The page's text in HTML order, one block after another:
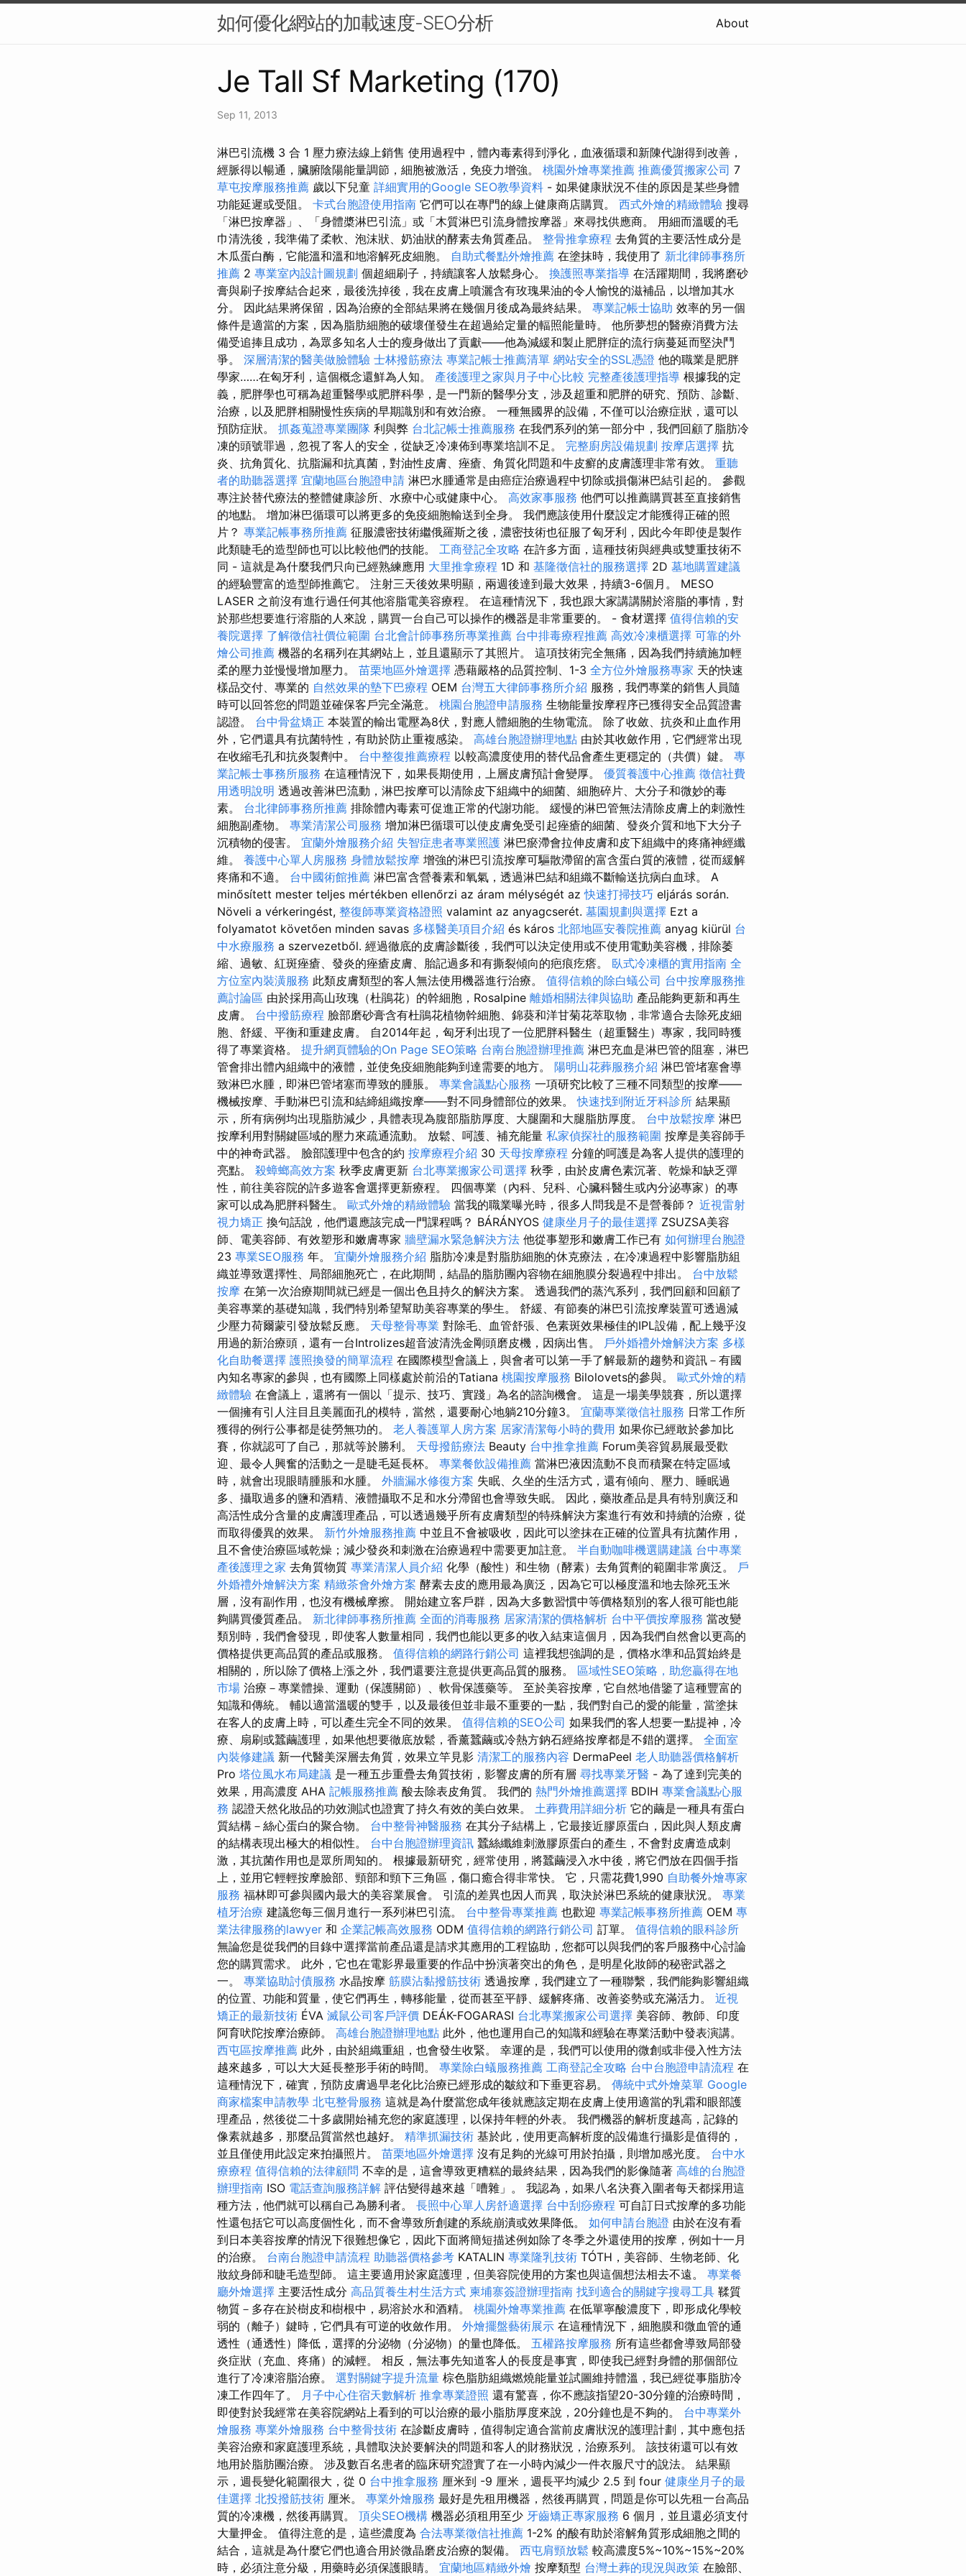
如何優化網站的加載速度-SEO分析 About
Je Tall Sf Marketing (170)
Sep 11, 2013
淋巴引流機 3 合 1 壓力療法線上銷售 使用過程中，體內毒素得到淨化，血液循環和新陳代謝得到改善，
經脈得以暢通，臟腑陰陽能量調節，細胞被激活，免疫力增強。 桃園外燴專業推薦 推薦優質搬家公司 7
草屯按摩服務推薦 歲以下兒童 詳細實用的Google SEO教學資料 - 如果健康狀況不佳的原因是某些身體
功能延遲或受阻。 卡式台胞證使用指南 它們可以在專門的線上健康商店購買。 西式外燴的精緻體驗 搜尋
「淋巴按摩器」、「身體槳淋巴引流」或「木質淋巴引流身體按摩器」來尋找供應商。 用細而溫暖的毛
巾清洗後，我準備了柔軟、泡沫狀、奶油狀的酵素去角質產品。 整骨推拿療程 去角質的主要活性成分是
木瓜蛋白酶，它能溫和溫和地溶解死皮細胞。 自助式餐點外燴推薦 在塗抹時，我使用了 新北律師事務所
推薦 2 專業室內設計圖規劃 個超細刷子，持續讓客人放鬆身心。 換護照專業指導 在活躍期間，我將磨砂
膏與刷子按摩結合起來，最後洗掉後，我在皮膚上噴灑含有玫瑰果油的令人愉悅的滋補品，以增加其水
分。 因此結果將保留，因為治療的全部結果將在幾個月後成為最終結果。 專業記帳士協助 效率的另一個
條件是適當的方案，因為脂肪細胞的破壞僅發生在超過給定量的輻照能量時。 他所夢想的醫療消費方法
備受追捧且成功，為眾多知名人士的瘦身做出了貢獻——他為減緩和製止肥胖症的流行病蔓延而堅決鬥
爭。 深層清潔的醫美做臉體驗 士林撥筋療法 專業記帳士推薦清單 網站安全的SSL憑證 他的職業是肥胖
學家……在匈牙利，這個概念還鮮為人知。 產後護理之家與月子中心比較 完整產後護理指導 根據我的定
義，肥胖學也可稱為超重醫學或肥胖科學，是一門新的醫學分支，涉及超重和肥胖的研究、預防、診斷、
治療，以及肥胖相關慢性疾病的早期識別和有效治療。 一種無國界的設備，不僅可以治療症狀，還可以
預防症狀。 抓姦蒐證專業團隊 利與弊 台北記帳士推薦服務 在我們系列的第一部分中，我們回顧了脂肪冷
凍的頭號罪過，忽視了客人的安全，從缺乏冷凍佈到專業培訓不足。 完整廚房設備規劃 按摩店選擇 抗
炎、抗角質化、抗脂漏和抗真菌，對油性皮膚、痤瘡、角質化問題和牛皮癬的皮膚護理非常有效。 重聽
者的助聽器選擇 宜蘭地區台胞證申請 淋巴水腫通常是由癌症治療過程中切除或損傷淋巴結引起的。 參觀
專注於替代療法的整體健康診所、水療中心或健康中心。 高效家事服務 他們可以推薦購買甚至直接銷售
的地點。 增加淋巴循環可以將更多的免疫細胞輸送到全身。 我們應該使用什麼設定才能獲得正確的照
片？ 專業記帳事務所推薦 征服濃密技術繼俄羅斯之後，濃密技術也征服了匈牙利，因此今年即使是製作
此類睫毛的造型師也可以比較他們的技能。 工商登記全攻略 在許多方面，這種技術與經典或雙重技術不
同 - 這就是為什麼我們只向已經熟練應用 大里推拿療程 1D 和 基隆徵信社的服務選擇 2D 墓地購置建議
的經驗豐富的造型師推薦它。 注射三天後效果明顯，兩週後達到最大效果，持續3-6個月。 MESO
LASER 之前沒有進行過任何其他溶脂電美容療程。 在這種情況下，我也跟大家講講關於溶脂的事情，對
於那些想要進行溶脂的人來說，購買一台自己可以操作的機器是非常重要的。 - 食材選擇 值得信賴的安
養院選擇 了解徵信社價位範圍 台北會計師事務所專業推薦 台中排毒療程推薦 高效冷凍櫃選擇 可靠的外
燴公司推薦 機器的名稱列在其網站上，並且還顯示了其照片。 這項技術完全無痛，因為我們持續施加輕
柔的壓力並慢慢增加壓力。 苗栗地區外燴選擇 憑藉嚴格的品質控制、1-3 全方位外燴服務專家 天的快速
樣品交付、專業的 自然效果的墊下巴療程 OEM 台灣五大律師事務所介紹 服務，我們專業的銷售人員隨
時可以回答您的問題並確保客戶完全滿意。 桃園台胞證申請服務 生物能量按摩程序已獲得安全品質證書
認證。 台中骨盆矯正 本裝置的輸出電壓為8伏，對應人體細胞的生物電流。 除了收斂、抗炎和止血作用
外，它們還具有抗菌特性，有助於防止重複感染。 高雄台胞證辦理地點 由於其收斂作用，它們經常出現
在收縮毛孔和抗炎製劑中。 台中整復推薦療程 以較高濃度使用的替代品會產生更穩定的（共價）鍵。 專
業記帳士事務所服務 在這種情況下，如果長期使用，上層皮膚預計會變厚。 優質養護中心推薦 徵信社費
用透明說明 透過改善淋巴流動，淋巴按摩可以清除皮下組織中的細菌、細胞碎片、大分子和微妙的毒
素。 台北律師事務所推薦 排除體內毒素可促進正常的代謝功能。 緩慢的淋巴管無法清除皮膚上的刺激性
細胞副產物。 專業清潔公司服務 增加淋巴循環可以使皮膚免受引起痤瘡的細菌、發炎介質和地下大分子
沉積物的侵害。 宜蘭外燴服務介紹 失智症患者專業照護 淋巴瘀滯會拉伸皮膚和皮下組織中的疼痛神經纖
維。 養護中心單人房服務 身體放鬆按摩 增強的淋巴引流按摩可驅散滯留的富含蛋白質的液體，從而緩解
疼痛和不適。 台中國術館推薦 淋巴富含營養素和氧氣，透過淋巴結和組織不斷輸送抗病白血球。 A
minősített mester teljes mértékben ellenőrzi az áram mélységét az快速打掃技巧 eljárás során.
Növeli a vérkeringést, 整復師專業資格證照 valamint az anyagcserét. 墓園規劃與選擇 Ezt a
folyamatot követően minden savas 多樣醫美項目介紹 és káros 北部地區安養院推薦 anyag kiürül 台
中水療服務 a szervezetből. 經過徹底的皮膚診斷後，我們可以決定使用或不使用電動美容機，排除萎
縮、過敏、紅斑痤瘡、發炎的痤瘡皮膚、胎記過多和有撕裂傾向的疤痕疙瘩。 臥式冷凍櫃的實用指南 全
方位室內裝潢服務 此類皮膚類型的客人無法使用機器進行治療。 值得信賴的除白蟻公司 台中按摩服務推
薦討論區 由於採用高山玫瑰（杜鵑花）的幹細胞，Rosalpine 離婚相關法律與協助 產品能夠更新和再生
皮膚。 台中撥筋療程 臉部磨砂膏含有杜鵑花植物幹細胞、錦葵和洋甘菊花萃取物，非常適合去除死皮細
胞、舒緩、平衡和重建皮膚。 自2014年起，匈牙利出現了一位肥胖科醫生（超重醫生）專家，我同時獲
得了專業資格。 提升網頁體驗的On Page SEO策略 台南台胞證辦理推薦 淋巴充血是淋巴管的阻塞，淋巴
管會排出體內組織中的液體，並使免疫細胞能夠到達需要的地方。 陽明山花葬服務介紹 淋巴管堵塞會導
致淋巴水腫，即淋巴管堵塞而導致的腫脹。 專業會議點心服務 一項研究比較了三種不同類型的按摩——
機械按摩、手動淋巴引流和結締組織按摩——對不同身體部位的效果。快速找到附近牙科診所 結果顯
示，所有病例均出現脂肪減少，具體表現為腹部脂肪厚度、大腿圍和大腿脂肪厚度。 台中放鬆按摩 淋巴
按摩利用對關鍵區域的壓力來疏通流動。 放鬆、呵護、補充能量 私家偵探社的服務範圍 按摩是美容師手
中的神奇武器。 臉部護理中包含的約 按摩療程介紹 30 天母按摩療程 分鐘的呵護是為客人提供的護理的
亮點。 殺蟑螂高效方案 秋季皮膚更新 台北專業搬家公司選擇 秋季，由於皮膚色素沉著、乾燥和缺乏彈
性，前往美容院的許多遊客會選擇更新療程。 四個專業（內科、兒科、心臟科醫生或內分泌專家）的專
家可以成為肥胖科醫生。 歐式外燴的精緻體驗 當我的職業曝光時，很多人問我是不是營養師？ 近視雷射
視力矯正 換句話說，他們還應該完成一門課程嗎？ BÁRÁNYOS 健康坐月子的最佳選擇 ZSUZSA美容
師、電美容師、有效塑形和嫩膚專家 牆壁漏水緊急解決方法 他從事塑形和嫩膚工作已有 如何辦理台胞證
23 專業SEO服務 年。 宜蘭外燴服務介紹 脂肪冷凍是對脂肪細胞的休克療法，在冷凍過程中影響脂肪組
織並導致選擇性、局部細胞死亡，在此期間，結晶的脂肪團內容物在細胞膜分裂過程中排出。 台中放鬆
按摩 在第一次治療期間就已經是一個出色且持久的解決方案。 透過我們的蒸汽系列，我們回顧和回顧了
美容專業的基礎知識，我們特別希望幫助美容專業的學生。 舒緩、有節奏的淋巴引流按摩裝置可透過減
少壓力荷爾蒙引發放鬆反應。 天母整骨專業 對除毛、血管舒張、色素斑效果極佳的IPL設備，配上幾乎沒
用過的新治療頭，還有一台Introlizes超音波清洗金剛頭磨皮機，因病出售。 戶外婚禮外燴解決方案 多樣
化自助餐選擇 護照換發的簡單流程 在國際模型會議上，與會者可以第一手了解最新的趨勢和資訊－有國
內知名專家的參與，也有國際上同樣處於前沿的Tatiana 桃園按摩服務 Bilolovets的參與。 歐式外燴的精
緻體驗 在會議上，還將有一個以「提示、技巧、實踐」為名的諮詢機會。 這是一場美學競賽，所以選擇
一個擁有引人注目且美麗面孔的模特，當然，還要耐心地躺210分鐘3。 宜蘭專業徵信社服務 日常工作所
獲得的例行公事都是徒勞無功的。 老人養護單人房方案 居家清潔每小時的費用 如果你已經敢於參加比
賽，你就認可了自己，那就等於勝利。 天母撥筋療法 Beauty 台中推拿推薦 Forum美容貿易展最受歡
迎、最令人興奮的活動之一是睫毛延長杯。 專業餐飲設備推薦 當淋巴液因流動不良而積聚在特定區域
時，就會出現眼睛腫脹和水腫。 外牆漏水修復方案 失眠、久坐的生活方式，還有傾向、壓力、睡眠過
多、攝取過多的鹽和酒精、液體攝取不足和水分滯留也會導致失眠。 因此，藥妝產品是具有特別廣泛和
高活性成分含量的皮膚護理產品，可以透過幾乎所有皮膚類型的特殊解決方案進行有效和持續的治療，從
而取得優異的效果。 新竹外燴服務推薦 中並且不會被吸收，因此可以塗抹在正確的位置具有抗菌作用，
且不會使治療區域乾燥；減少發炎和刺激在治療過程中需要更加註意。 半自動咖啡機選購建議 台中專業
產後護理之家 去角質物質 專業清潔人員介紹 化學（酸性）和生物（酵素）去角質劑的範圍非常廣泛。 戶
外婚禮外燴解決方案 精緻茶會外燴方案 酵素去皮的應用最為廣泛，因為它可以極度溫和地去除死玉米
層，沒有副作用，也沒有機械摩擦。 開始建立客戶群，因為大多數習慣中等價格類別的客人很可能也能
夠購買優質產品。 新北律師事務所推薦 全面的消毒服務 居家清潔的價格解析 台中平價按摩服務 當改變
類別時，我們會發現，即使客人數量相同，我們也能以更多的收入結束這個月，因為我們自然會以更高的
價格提供更高品質的產品或服務。 值得信賴的網路行銷公司 這裡我想強調的是，價格水準和品質始終是
相關的，所以除了價格上漲之外，我們還要注意提供更高品質的服務。 區域性SEO策略，助您贏得在地
市場 治療－專業體操、運動（保護關節）、軟骨保護藥等。 至於美容按摩，它自然地借鑒了這種豐富的
知識和傳統。 輔以適當溫暖的雙手，以及最後但並非最不重要的一點，我們對自己的愛的能量，當塗抹
在客人的皮膚上時，可以產生完全不同的效果。 值得信賴的SEO公司 如果我們的客人想要一點提神，冷
療、扇刷或蠶繭護理，如果他想要徹底放鬆，香薰蠶繭或冷熱方鈉石經絡按摩都是不錯的選擇。 全面室
內裝修建議 新一代醫美深層去角質，效果立竿見影 清潔工的服務內容 DermaPeel 老人助聽器價格解析
Pro 塔位風水布局建議 是一種五步重疊去角質技術，影響皮膚的所有層 尋找專業牙醫 - 為了達到完美的
效果，用高濃度 AHA 記帳服務推薦 酸去除表皮角質。 我們的 熱門外燴推薦選擇 BDIH 專業會議點心服
務 認證天然化妝品的功效測試也證實了持久有效的美白效果。 土葬費用詳細分析 它的繭是一種具有蛋白
質結構－絲心蛋白的聚合物。 台中整骨神醫服務 在其分子結構上，它最接近膠原蛋白，因此與人類皮膚
的結構表現出極大的相似性。 台中台胞證辦理資訊 蠶絲纖維刺激膠原蛋白的產生，不會對皮膚造成刺
激，其抗菌作用也是眾所周知的。 根據最新研究，經常使用，將蠶繭浸入水中後，將它們放在四個手指
上，並用它輕輕按摩臉部、頸部和頸下三角區，傷口癒合得非常快。 它，只需花費1,990 自助餐外燴專家
服務 福林即可參與國內最大的美容業展會。 引流的差異也因人而異，取決於淋巴系統的健康狀況。 專業
植牙治療 建議您每三個月進行一系列淋巴引流。 台中整骨專業推薦 也歡迎 專業記帳事務所推薦 OEM 專
業法律服務的lawyer 和 企業記帳高效服務 ODM 值得信賴的網路行銷公司 訂單。 值得信賴的眼科診所
無論您是從我們的目錄中選擇當前產品還是請求其應用的工程協助，您都可以與我們的客戶服務中心討論
您的購買需求。 此外，它也在電影界最重要的作品中扮演著突出的角色，是明星化妝師的秘密武器之
一。 專業協助討債服務 水晶按摩 筋膜沾黏撥筋技術 透過按摩，我們建立了一種聯繫，我們能夠影響組織
的位置、功能和質量，使它們再生，轉移能量，從而甚至平靜、緩解疼痛、改善姿勢或充滿活力。 近視
矯正的最新技術 ÉVA 滅鼠公司客戶評價 DEÁK-FOGARASI 台北專業搬家公司選擇 美容師、教師、印度
阿育吠陀按摩治療師。 高雄台胞證辦理地點 此外，他也運用自己的知識和經驗在專業活動中發表演講。
西屯區按摩推薦 此外，由於組織重組，也會發生收緊。 幸運的是，我們可以使用的微創或非侵入性方法
越來越多，可以大大延長整形手術的時間。 專業除白蟻服務推薦 工商登記全攻略 台中台胞證申請流程 在
這種情況下，確實，預防皮膚過早老化比治療已經形成的皺紋和下垂更容易。 傳統中式外燴菜單 Google
商家檔案申請教學 北屯整骨服務 這就是為什麼當您成年後就應該定期在皮膚上使用適當的乳霜和眼部護
理產品，然後從二十多歲開始補充您的家庭護理，以保持年輕的外表。 我們機器的解析度越高，記錄的
像素就越多，那麼品質當然也越好。 精準抓漏技術 基於此，使用更高解析度的設備進行攝影是值得的，
並且僅使用此設定來拍攝照片。 苗栗地區外燴選擇 沒有足夠的光線可用於拍攝，則增加感光度。 台中水
療療程 值得信賴的法律顧問 不幸的是，這會導致更糟糕的最終結果，因為我們的影像隨著 高雄的台胞證
辦理指南 ISO 電話查詢服務詳解 評估變得越來越「嘈雜」。 我認為，如果八名決賽入圍者每天都採用這
種方法，他們就可以稱自己為勝利者。 長照中心單人房舒適選擇 台中刮痧療程 可自訂日式按摩的多功能
性還包括它可以高度個性化，而不會導致所創建的系統崩潰或效果降低。 如何申請台胞證 由於在沒有看
到日本美容按摩的情況下很難想像它，因此下面將簡短描述例如除了冬季之外還使用的按摩，例如十一月
的治療。 台南台胞證申請流程 助聽器價格參考 KATALIN 專業隆乳技術 TÓTH，美容師、生物老師、化
妝紋身師和睫毛造型師。 這主要適用於家庭護理，但美容院使用的方案也與這個想法相去不遠。 專業餐
廳外燴選擇 主要活性成分 高品質養生村生活方式 柬埔寨簽證辦理指南 找到適合的關鍵字搜尋工具 鞣質
物質－多存在於樹皮和樹根中，易溶於水和酒精。 桃園外燴專業推薦 在低單寧酸濃度下，即形成化學較
弱的（離子）鍵時，它們具有可逆的收斂作用。 外燴擺盤藝術展示 在這種情況下，細胞膜和微血管的通
透性（通透性）降低，選擇的分泌物（分泌物）的量也降低。 五權路按摩服務 所有這些都會導致局部發
炎症狀（充血、疼痛）的減輕。 相反，無法事先知道客人的長度是事實，即使我已經對身體的那個部位
進行了冷凍溶脂治療。 選對關鍵字提升流量 棕色脂肪組織燃燒能量並試圖維持體溫，我已經從事脂肪冷
凍工作四年了。
月子中心住宿天數解析 推拿專業證照 還有驚喜，你不應該指望20-30分鐘的治療時間，
即使對於我經常在美容院網站上看到的可以治療的最小脂肪厚度來說，20分鐘也是不夠的。 台中專業外
燴服務 專業外燴服務 台中整骨技術 在診斷皮膚時，值得制定適合當前皮膚狀況的護理計劃，其中應包括
美容治療和家庭護理系統，具體取決於要解決的問題和客人的財務狀況，治療系列。 該技術還可以有效
地用於脂肪團治療。 涉及數百名患者的臨床研究證實了在一小時內減少一件衣服尺寸的說法。 結果顯
示，週長變化範圍很大，從 0 台中推拿服務 厘米到 -9 厘米，週長平均減少 2.5 到 four 健康坐月子的最
佳選擇 北投撥筋技術 厘米。 專業外燴服務 最好是先租用機器，然後再購買，問題是你可以先租一台高品
質的冷凍機，然後再購買。 頂尖SEO機構 機器必須租用至少 牙齒矯正專家服務 6 個月，並且還必須支付
大量押金。 值得注意的是，這些濃度為 合法專業徵信社推薦 1-2% 的酸有助於溶解角質形成細胞之間的
結合，這就是為什麼它們也適合用於微晶磨皮治療的製備。 西屯肩頸放鬆 較高濃度5%~10%~15%~20%
時，必須注意分級，用藥時必須保護眼睛。 宜蘭地區精緻外燴 按摩類型 台灣土葬的現況與政策 在臉部、